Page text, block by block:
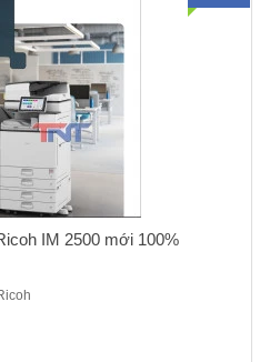
IM 2500 mới 100%
mạng màu – Quét màu mạng - Đảo
mức sử dụng- Chức năng quản lý